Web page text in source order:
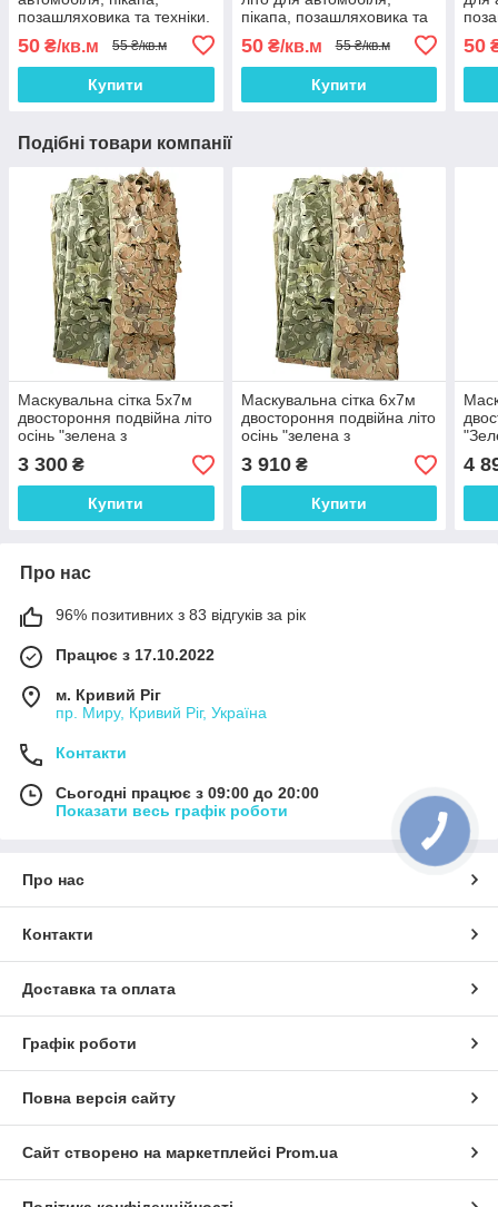
позашляховика та техніки.
камуфляж (листя)
50 ₴/кв.м 55 ₴/кв.м
Купити
пікапа, позашляховика та
50₴/кв.м 55 ₴/кв.м
Купити
50
Подібні товари компанії
Маскувальна сітка 5х7м
двостороння подвійна літо
осінь "зелена з
коричневим Листя №2 /
Листя №4"
3 300 ₴
Купити
Маскувальна сітка 6х7м
двостороння подвійна літо
осінь "зелена з
коричневим Листя №2 /
Листя №4"
3 910₴
Купити
4
Про нас
96% позитивних з 83 відгуків за рік
Працює з 17.10.2022
м. Кривий Ріг
пр. Миру, Кривий Ріг, Україна
Контакти
Сьогодні працює з 09:00 до 20:00
Показати весь графік роботи
Про нас
Контакти
Доставка та оплата
Графік роботи
Повна версія сайту
Сайт створено на маркетплейсі Prom.ua